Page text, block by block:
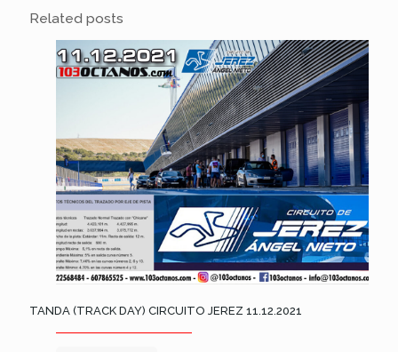
Related posts
TANDA (TRACK DAY) CIRCUITO JEREZ 11.12.2021